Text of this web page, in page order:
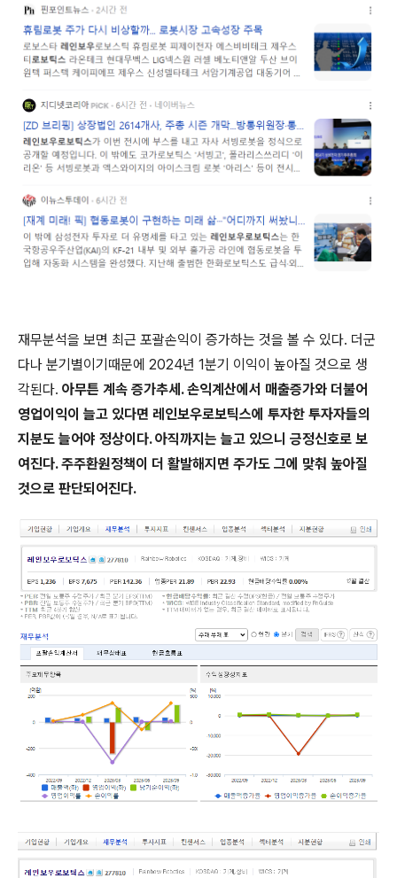
재무분석을 보면 최근 포괄손익이 증가하는 것을 볼 수 있다. 더군
다나 분기별이기때문에 2024년 1분기 이익이 높아질 것으로 생
각된다. 아무튼 계속 증가추세. 손익계산에서 매출증가와 더불어
영업이익이 늘고 있다면 레인보우로보틱스에 투자한 투자자들의
지분도 늘어야 정상이다. 아직까지는 늘고 있으니 긍정신호로 보
여진다. 주주환원정책이 더 활발해지면 주가도 그에 맞춰 높아질
것으로 판단되어진다.